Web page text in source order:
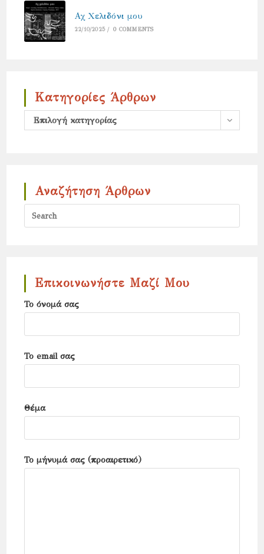
Αχ Χελιδόνι μου
22/10/2025 / 0 COMMENTS
Κατηγορίες Άρθρων
Κατηγορίες
Επιλογή κατηγορίας
Αναζήτηση Άρθρων
Επικοινωνήστε Μαζί Μου
Το όνομά σας
Το email σας
Θέμα
Το μήνυμά σας (προαιρετικό)